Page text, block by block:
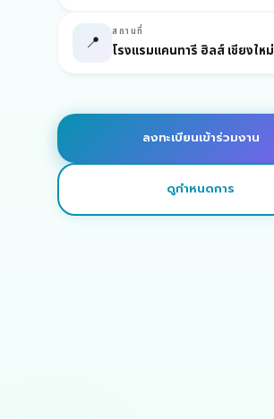
📍 สถานที่
โรงแรมแคนทารี ฮิลส์ เชียงใหม่
ลงทะเบียนเข้าร่วมงาน
ดูกำหนดการ